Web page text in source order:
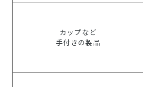
カップなど
手付きの製品